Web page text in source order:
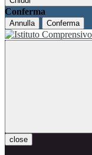
Conferma
Annulla Conferma
close